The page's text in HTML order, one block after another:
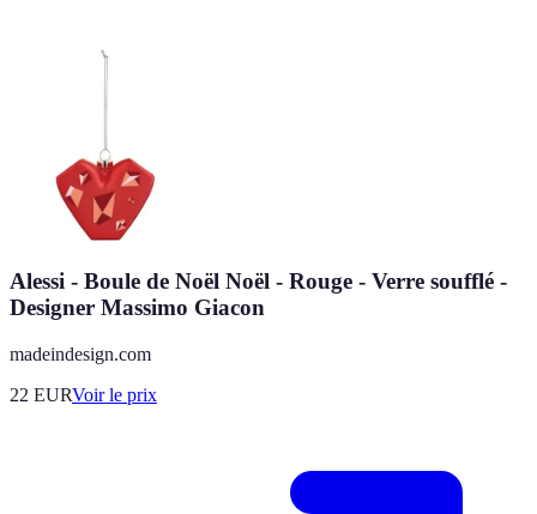
Alessi - Boule de Noël Noël - Rouge - Verre soufflé -
Designer Massimo Giacon
madeindesign.com
22 EURVoir le prix